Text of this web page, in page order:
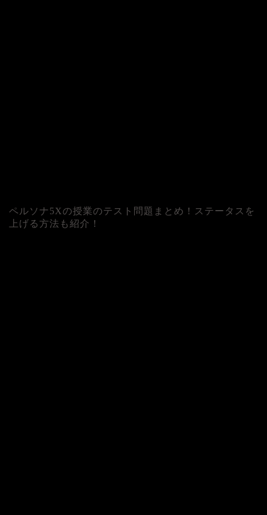
ペルソナ5Xの授業のテスト問題まとめ！ステータスを
上げる方法も紹介！